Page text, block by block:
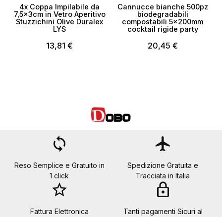
4x Coppa Impilabile da
7,5x3cm in Vetro Aperitivo
Stuzzichini Olive Duralex
LYS
13,81 €
Cannucce bianche 500pz
biodegradabili
compostabili 5x200mm
cocktail rigide party
20,45 €
loop
Reso Semplice e Gratuito in
1 click
flight
Spedizione Gratuita e
Tracciata in Italia
star_border
Fattura Elettronica
lock
Tanti pagamenti Sicuri al